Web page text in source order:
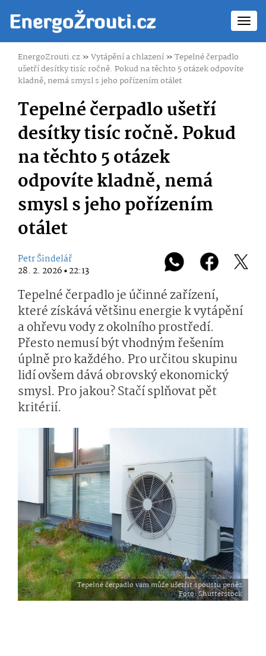
EnergoZrouti.cz»Vytápění a chlazení»Tepelné čerpadlo
ušetří desítky tisíc ročně. Pokud na těchto 5 otázek odpovíte
kladně, nemá smysl s jeho pořízením otálet
Tepelné čerpadlo ušetří
desítky tisíc ročně. Pokud
na těchto 5 otázek
odpovíte kladně, nemá
smysl s jeho pořízením
otálet
Petr Šindelář
28. 2. 2026 ▪ 22:13
Tepelné čerpadlo je účinné zařízení,
které získává většinu energie k vytápění
a ohřevu vody z okolního prostředí.
Přesto nemusí být vhodným řešením
úplně pro každého. Pro určitou skupinu
lidí ovšem dává obrovský ekonomický
smysl. Pro jakou? Stačí splňovat pět
kritérií.
Tepelné čerpadlo vám může ušetřit spoustu peněz
Foto: Shutterstock